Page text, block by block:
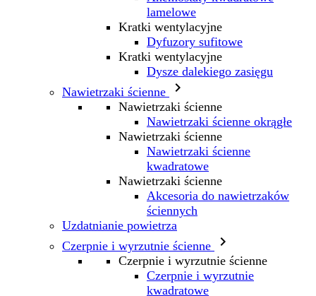
lamelowe
Kratki wentylacyjne
Dyfuzory sufitowe
Kratki wentylacyjne
Dysze dalekiego zasięgu
Nawietrzaki ścienne

Nawietrzaki ścienne
Nawietrzaki ścienne okrągłe
Nawietrzaki ścienne
Nawietrzaki ścienne
kwadratowe
Nawietrzaki ścienne
Akcesoria do nawietrzaków
ściennych
Uzdatnianie powietrza
Czerpnie i wyrzutnie ścienne

Czerpnie i wyrzutnie ścienne
Czerpnie i wyrzutnie
kwadratowe